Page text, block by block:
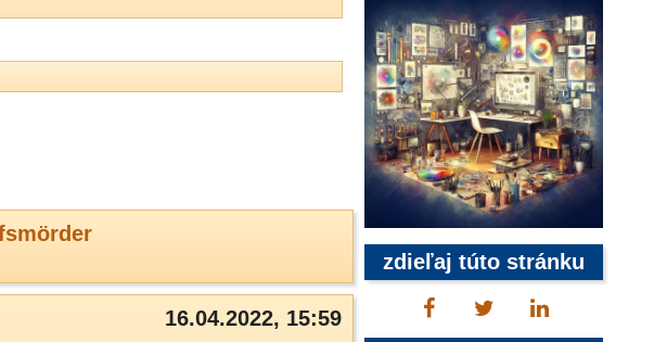
16.04.2022, 15:59
zdieľaj túto stránku